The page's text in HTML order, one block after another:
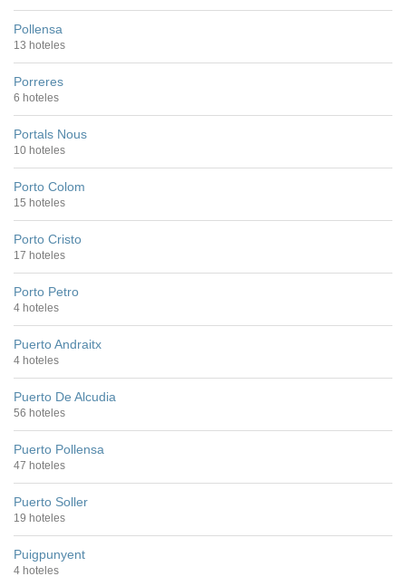
Pollensa
13 hoteles
Porreres
6 hoteles
Portals Nous
10 hoteles
Porto Colom
15 hoteles
Porto Cristo
17 hoteles
Porto Petro
4 hoteles
Puerto Andraitx
4 hoteles
Puerto De Alcudia
56 hoteles
Puerto Pollensa
47 hoteles
Puerto Soller
19 hoteles
Puigpunyent
4 hoteles